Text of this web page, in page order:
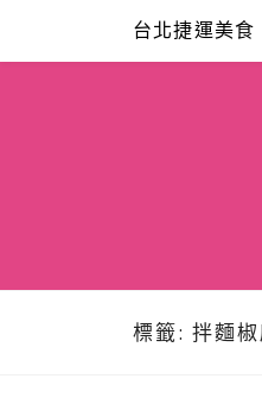
content
台北捷運美食
標籤: 拌麵